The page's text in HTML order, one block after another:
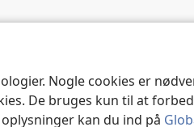
Nogle cookies er
De bruges kun til at
kan du ind på
Medieindhold
Salomons